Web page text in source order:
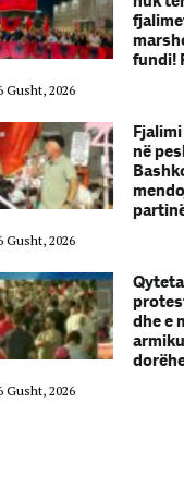
fundi!
Gusht, 2026
në
Gusht, 2026
dhe e
Gusht, 2026